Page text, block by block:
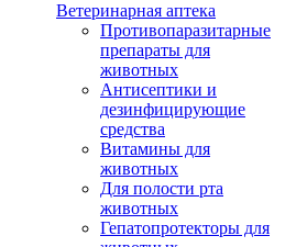
Ветеринарная аптека
Противопаразитарные
препараты для
животных
Антисептики и
дезинфицирующие
средства
Витамины для
животных
Для полости рта
животных
Гепатопротекторы для